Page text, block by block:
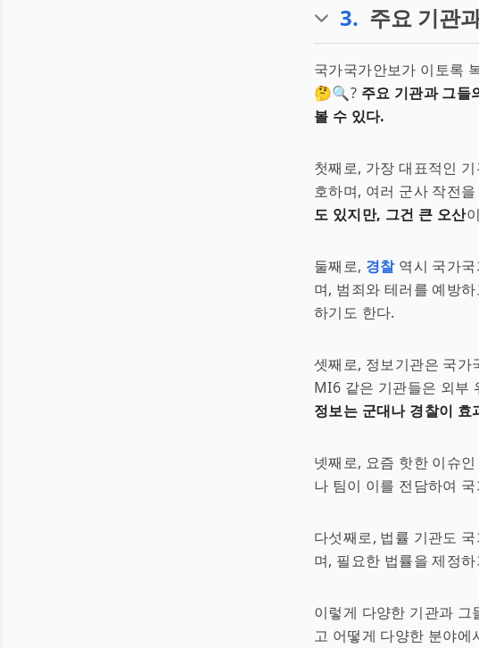
3. 주요 기관
국가국가안보가 이토록
🤔🔍? 주요 기관과 그들
볼 수 있다.
첫째로, 가장 대표적인 기
호하며, 여러 군사 작전
도 있지만, 그건 큰 오산
둘째로, 경찰역시 국가국
며, 범죄와 테러를 예방
하기도 한다.
셋째로, 정보기관은 국
MI6 같은 기관들은 외부
정보는 군대나 경찰이
넷째로, 요즘 핫한 이슈인
나 팀이 이를 전담하여
다섯째로, 법률 기관도
며, 필요한 법률을 제정
이렇게 다양한 기관과 그
고 어떻게 다양한 분야